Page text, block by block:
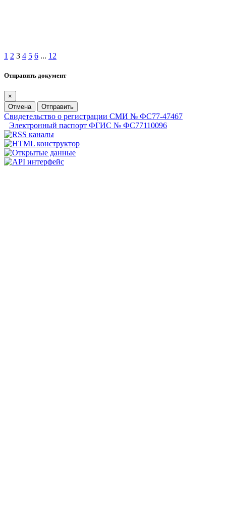
1 2 3 4 5 6 ... 12
Отправить документ
×
Отмена
Отправить
Свидетельство о регистрации СМИ № ФС77-47467
Электронный паспорт ФГИС № ФС77110096